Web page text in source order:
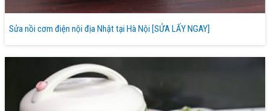
Sửa nồi cơm điện nội địa Nhật tại Hà Nội [SỬA LẤY NGAY]